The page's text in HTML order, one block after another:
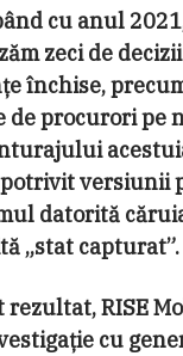
cu anul
zeci de
închise,
de procurori
potrivit versiunii
datorită
„stat capturat”.
rezultat, RISE
cu